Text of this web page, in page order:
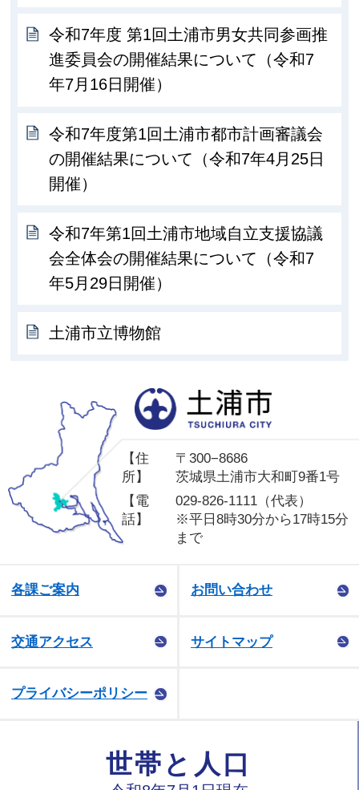
令和7年度 第1回土浦市男女共同参画推
進委員会の開催結果について（令和7
年7月16日開催）
令和7年度第1回土浦市都市計画審議会
の開催結果について（令和7年4月25日
開催）
令和7年第1回土浦市地域自立支援協議
会全体会の開催結果について（令和7
年5月29日開催）
土浦市立博物館
【住
所】
〒300−8686
茨城県土浦市大和町9番1号
【電
話】
029-826-1111（代表）
※平日8時30分から17時15分
まで
各課ご案内 お問い合わせ
交通アクセス サイトマップ
プライバシーポリシー